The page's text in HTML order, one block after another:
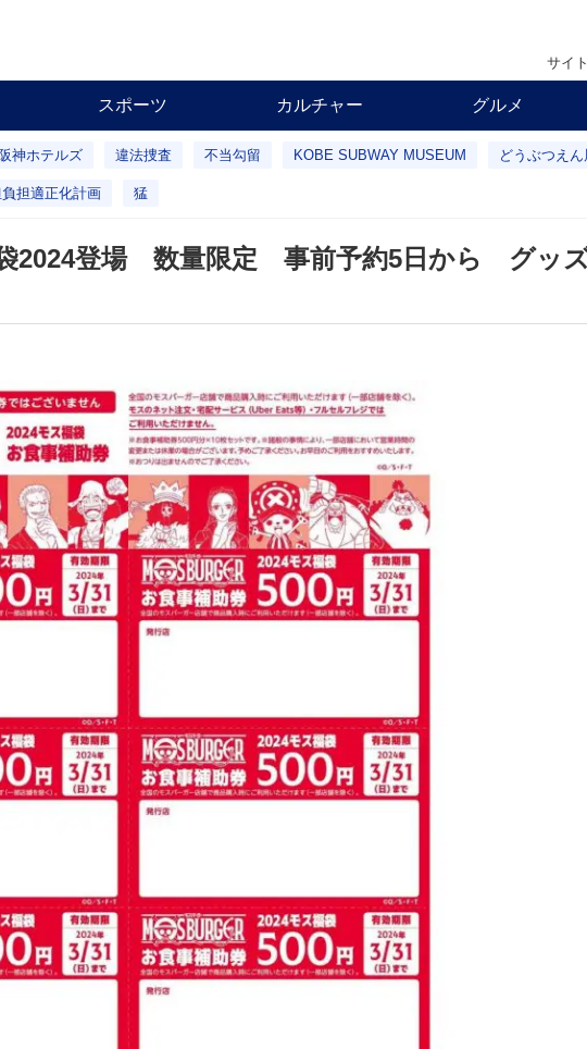
サイ
スポーツ カルチャー グルメ
神ホテルズ 違法捜査 不当勾留 KOBE SUBWAY MUSEUM どうぶつえん
担適正化計画 猛
2024登場 数量限定 事前予約5日から グッ